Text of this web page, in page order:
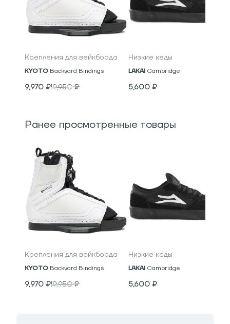
Крепления для вейкборда
KYOTO Backyard Bindings
9,970 ₽19,950₽
Низкие кеды
LAKAI Cambridge
5,600 ₽
Ранее просмотренные товары
Крепления для вейкборда
KYOTO Backyard Bindings
9,970 ₽19,950₽
Низкие кеды
LAKAI Cambridge
5,600 ₽